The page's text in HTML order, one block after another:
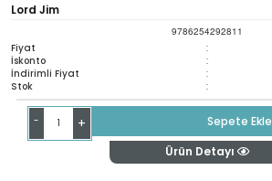
Lord Jim
9786254292811
Fiyat :
İskonto :
İndirimli Fiyat :
Stok :
- +
Sepete Ekle
Ürün Detayı